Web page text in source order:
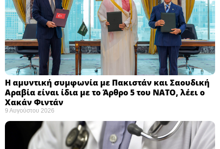
Η αμυντική συμφωνία με Πακιστάν και Σαουδική
Αραβία είναι ίδια με το Άρθρο 5 του ΝΑΤΟ, λέει ο
Χακάν Φιντάν ​
9 Αυγούστου 2026